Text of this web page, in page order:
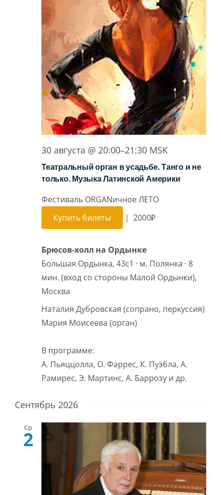
30 августа @ 20:00–21:30 MSK
Театральный орган в усадьбе. Танго и не
только. Музыка Латинской Америки
Фестиваль ORGANичное ЛЕТО
Купить билеты
| 2000₽
Брюсов-холл на Ордынке
Большая Ордынка, 43с1 · м. Полянка · 8
мин. (вход со стороны Малой Ордынки),
Москва
Наталия Дубровская (сопрано, перкуссия)
Мария Моисеева (орган)
В программе:
А. Пьяццолла, О. Фаррес, К. Пуэбла, А.
Рамирес, Э. Мартинс, А. Баррозу и др.
Сентябрь 2026
Ср
2